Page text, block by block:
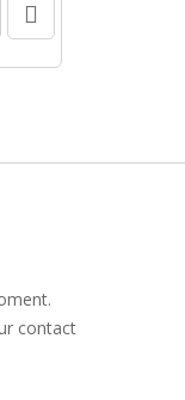
contact